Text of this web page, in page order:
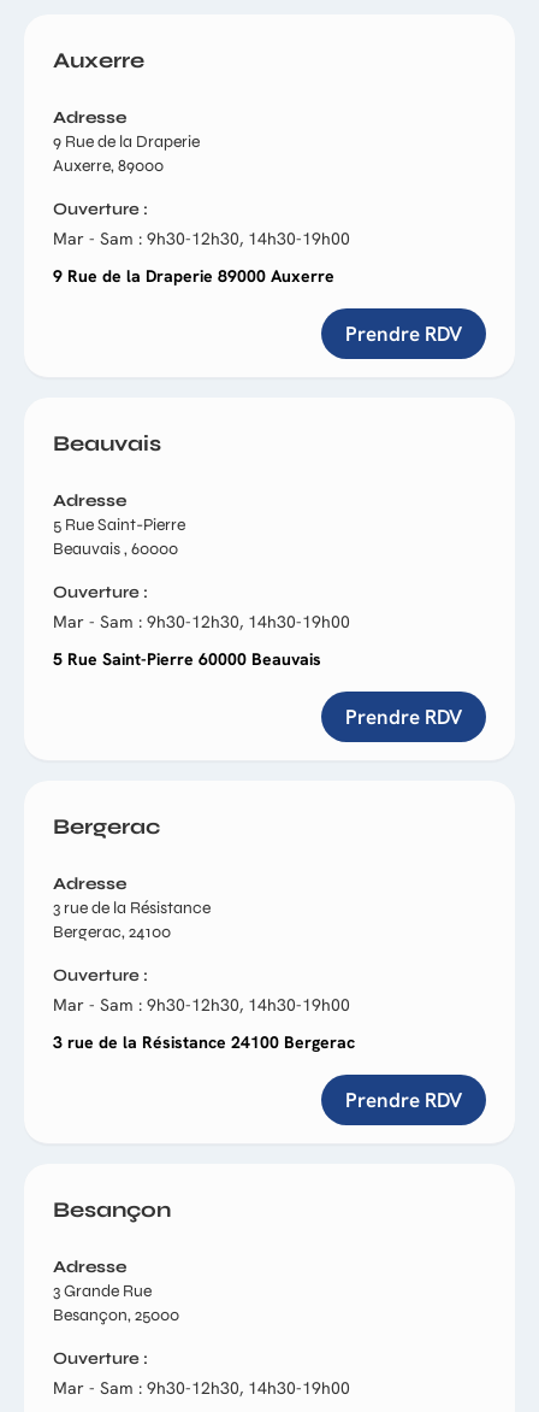
Auxerre
Adresse
9 Rue de la Draperie
Auxerre, 89000
Ouverture
Mar - Sam : 9h30-12h30, 14h30-19h00
9 Rue de la Draperie 89000 Auxerre
Prendre RDV
Beauvais
Adresse
5 Rue Saint-Pierre
Beauvais , 60000
Ouverture
Mar - Sam : 9h30-12h30, 14h30-19h00
5 Rue Saint-Pierre 60000 Beauvais
Prendre RDV
Bergerac
Adresse
3 rue de la Résistance
Bergerac, 24100
Ouverture
Mar - Sam : 9h30-12h30, 14h30-19h00
3 rue de la Résistance 24100 Bergerac
Prendre RDV
Besançon
Adresse
3 Grande Rue
Besançon, 25000
Ouverture
Mar - Sam : 9h30-12h30, 14h30-19h00